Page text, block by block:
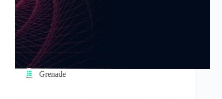
Grenade